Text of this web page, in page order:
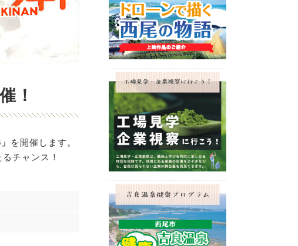
！
を開催します。
チャンス！